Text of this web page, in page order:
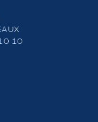
10